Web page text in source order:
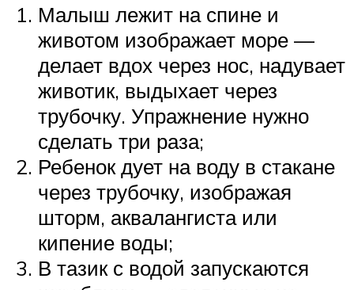
Малыш лежит на спине и
животом изображает море —
делает вдох через нос, надувает
животик, выдыхает через
трубочку. Упражнение нужно
сделать три раза;
Ребенок дует на воду в стакане
через трубочку, изображая
шторм, аквалангиста или
кипение воды;
В тазик с водой запускаются